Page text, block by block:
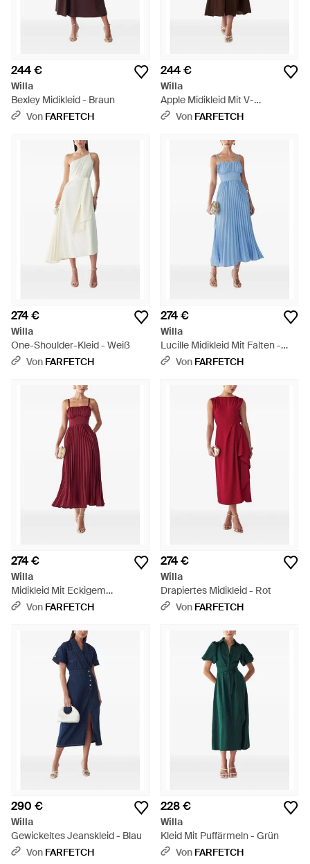
244 €
Willa
Bexley Midikleid - Braun
Von FARFETCH
244 €
Willa
Apple Midikleid Mit V-
Ausschnitt - Braun
Von FARFETCH
274 €
Willa
One-Shoulder-Kleid - Weiß
Von FARFETCH
274 €
Willa
Lucille Midikleid Mit Falten -
BlauVon FARFETCH
274 €
Willa
Midikleid Mit Eckigem
Ausschnitt - Rot
Von FARFETCH
274 €
Willa
Drapiertes Midikleid - Rot
Von FARFETCH
290 €
Willa
Gewickeltes Jeanskleid - Blau
Von FARFETCH
228 €
Willa
Kleid Mit Puffärmeln - Grün
Von FARFETCH